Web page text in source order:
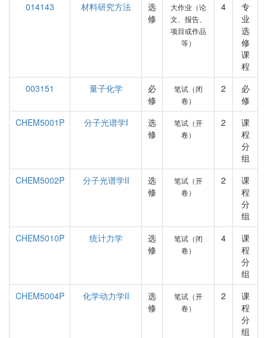
014143
材料研究方法
选
修
大作业（论
文、报告、
项目或作品
等）
4
专
业
选
修
课
程
003151
量子化学
必
修
笔试（闭
卷）
2
必
修
CHEM5001P
分子光谱学I
选
修
笔试（开
卷）
2
课
程
分
组
CHEM5002P
分子光谱学II
选
修
笔试（开
卷）
2
课
程
分
组
CHEM5010P
统计力学
选
修
笔试（闭
卷）
4
课
程
分
组
CHEM5004P
化学动力学II
选
修
笔试（开
卷）
2
课
程
分
组